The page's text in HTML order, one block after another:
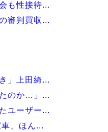
も性接待...
審判買収...
」上田綺...
のか…」...
ユーザー...
車、ほん...